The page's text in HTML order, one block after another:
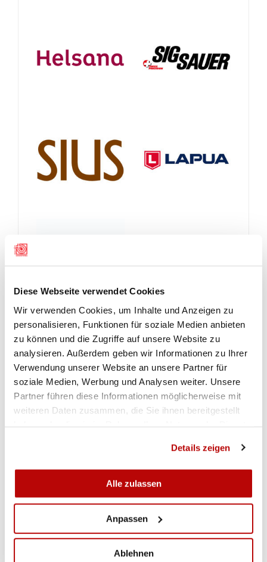
Diese Webseite verwendet Cookies
Wir verwenden Cookies, um Inhalte und Anzeigen zu
personalisieren, Funktionen für soziale Medien anbieten
zu können und die Zugriffe auf unsere Website zu
analysieren. Außerdem geben wir Informationen zu Ihrer
Verwendung unserer Website an unsere Partner für
soziale Medien, Werbung und Analysen weiter. Unsere
Partner führen diese Informationen möglicherweise mit
weiteren Daten zusammen, die Sie ihnen bereitgestellt
Details zeigen
Alle zulassen
Anpassen
Ablehnen